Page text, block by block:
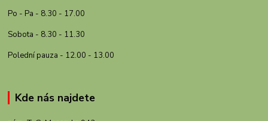
Po - Pa - 8.30 - 17.00
Sobota - 8.30 - 11.30
Polední pauza - 12.00 - 13.00
Kde nás najdete